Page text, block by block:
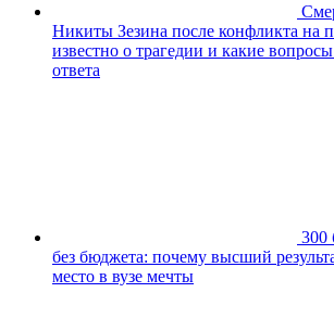
Никиты Зезина после конфликта на
известно о трагедии и какие
ответа
300
без бюджета: почему высший
место в вузе мечты